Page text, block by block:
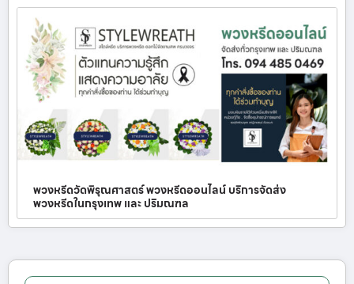
พวงหรีดวัดพิรุณศาสตร์ พวงหรีดออนไลน์ บริการจัดส่ง
พวงหรีดในกรุงเทพ และ ปริมณฑล